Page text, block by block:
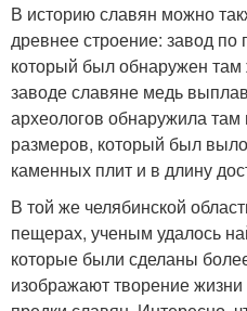
В историю славян можно
древнее строение: завод по
который был обнаружен
заводе славяне медь
археологов обнаружила там
размеров, который был
каменных плит и в длину
В той же челябинской
пещерах, ученым удалось
которые были сделаны
изображают творение жизни